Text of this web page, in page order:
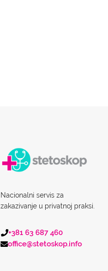
Nacionalni servis za
zakazivanje u privatnoj praksi.
+381 63 687 460
office@stetoskop.info